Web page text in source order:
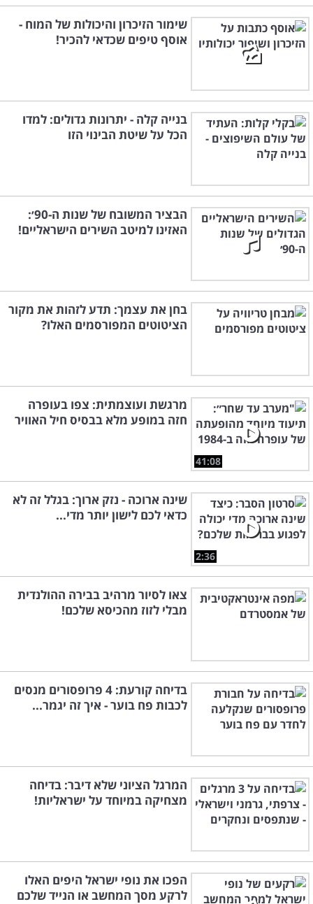
שימור הזיכרון והיכולות של המוח -
אוסף טיפים שכדאי להכיר!
בנייה קלה - יתרונות גדולים: למדו
הכל על שיטת הבינוי הזו
הבציר המשובח של שנות ה-90׳:
האזינו למיטב השירים הישראליים!
בחן את עצמך: תדע לזהות את מקור
הציטוטים המפורסמים האלו?
41:08
מרגשת ועוצמתית: צפו בעופרה
חזה במופע מלא בבסיס חיל האוויר
2:36
שינה ארוכה - נזק ארוך: בגלל זה לא
כדאי לכם לישון יותר מדי...
צאו לסיור מרהיב בבירה ההולנדית
מבלי לזוז מהכיסא שלכם!
בדיחה קורעת: 4 פרופסורים מנסים
לכבות פח בוער - איך זה יגמר...
המרגל הציוני שלא דיבר: בדיחה
מצחיקה במיוחד על ישראליות!
הפכו את נופי ישראל היפים האלו
לרקע מסך המחשב או הנייד שלכם